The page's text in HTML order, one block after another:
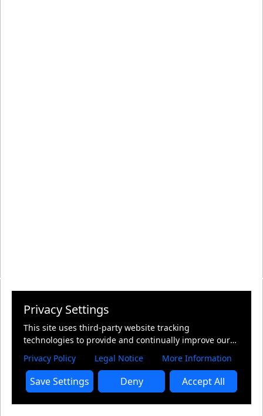
Privacy Settings
This site uses third-party website tracking
technologies to provide and continually improve our
services, and to display advertisements according to
users' interests. I agree and may revoke or change my
consent at any time with effect for the future.
Privacy Policy Legal Notice More Information
Save Settings Deny Accept All